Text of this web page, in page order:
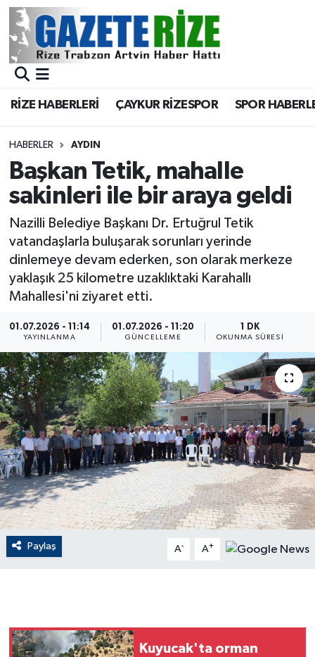
RİZE HABERLERİ ÇAYKUR RİZESPOR SPOR
HABERLER AYDIN
Başkan Tetik, mahalle
sakinleri ile bir araya geldi
Nazilli Belediye Başkanı Dr. Ertuğrul Tetik
vatandaşlarla buluşarak sorunları yerinde
dinlemeye devam ederken, son olarak merkeze
yaklaşık 25 kilometre uzaklıktaki Karahallı
Mahallesi'ni ziyaret etti.
01.07.2026 - 11:14
YAYINLANMA
01.07.2026 - 11:20
GÜNCELLEME
1 DK
OKUNMA SÜRESI
Paylaş A- A+
Kuyucak'ta orman
BÖLGEMİZ
Asayiş
Rize Jandarma Komutanlığı
Bilim Teknoloji
Advertising news
Canlı Maç
ÇEVRE
Dış Haberler
Dünya
EĞİTİM
EKONOMİ
English News
Finans
Gayrimenkul
Merkez Nöbetçi Eczaneler
Merkez Trafik Yoğunluk Haritası
Süper Lig Puan Durumu ve Fikstür
Tüm Manşetler
Son Dakika Haberleri
Haber Arşivi